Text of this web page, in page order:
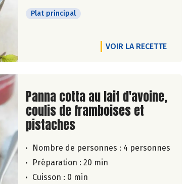
Plat principal
VOIR LA RECETTE
Lire la suite de la recette
Panna cotta au lait d'avoine,
coulis de framboises et
pistaches
Nombre de personnes : 4 personnes
Préparation : 20 min
Cuisson : 0 min